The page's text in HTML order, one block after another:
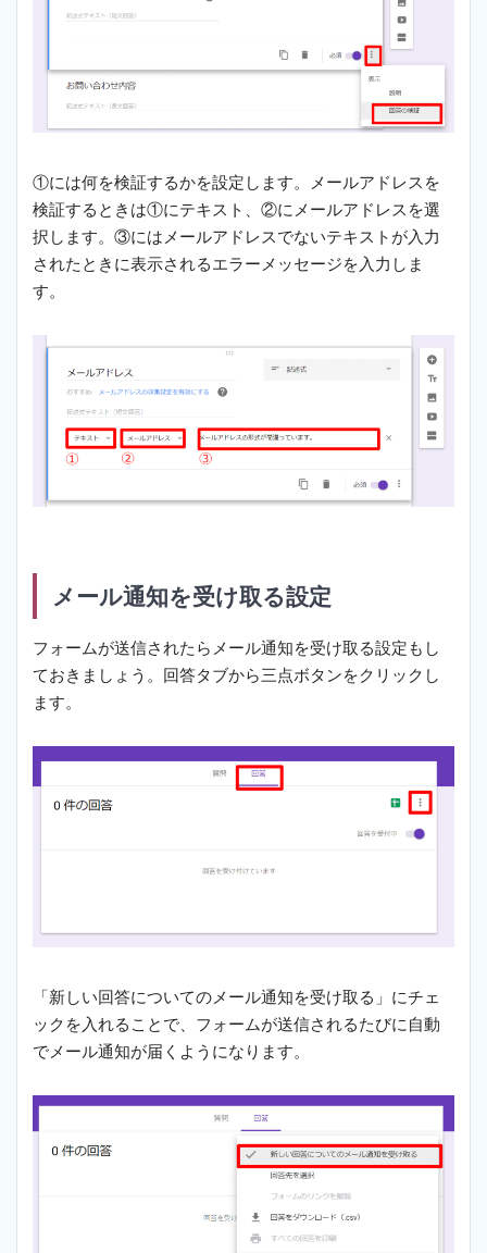
①には何を検証するかを設定します。メールアドレスを
検証するときは①にテキスト、②にメールアドレスを選
択します。③にはメールアドレスでないテキストが入力
されたときに表示されるエラーメッセージを入力しま
す。
メール通知を受け取る設定
フォームが送信されたらメール通知を受け取る設定もし
ておきましょう。回答タブから三点ボタンをクリックし
ます。
「新しい回答についてのメール通知を受け取る」にチェ
ックを入れることで、フォームが送信されるたびに自動
でメール通知が届くようになります。